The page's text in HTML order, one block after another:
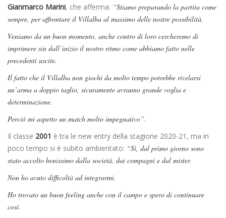
Gianmarco Marini, che afferma: “Stiamo preparando la partita come
sempre, per affrontare il Villalba al massimo delle nostre possibilità.
Veniamo da un buon momento, anche contro di loro cercheremo di
imprimere sin dall’inizio il nostro ritmo come abbiamo fatto nelle
precedenti uscite.
Il fatto che il Villalba non giochi da molto tempo potrebbe rivelarsi
un’arma a doppio taglio, sicuramente avranno grande voglia e
determinazione.
Perciò mi aspetto un match molto impegnativo”.
Il classe 2001 è tra le new entry della stagione 2020-21, ma in
poco tempo si è subito ambientato: “Sì, dal primo giorno sono
stato accolto benissimo dalla società, dai compagni e dal mister.
Non ho avuto difficoltà ad integrarmi.
Ho trovato un buon feeling anche con il campo e spero di continuare
così.